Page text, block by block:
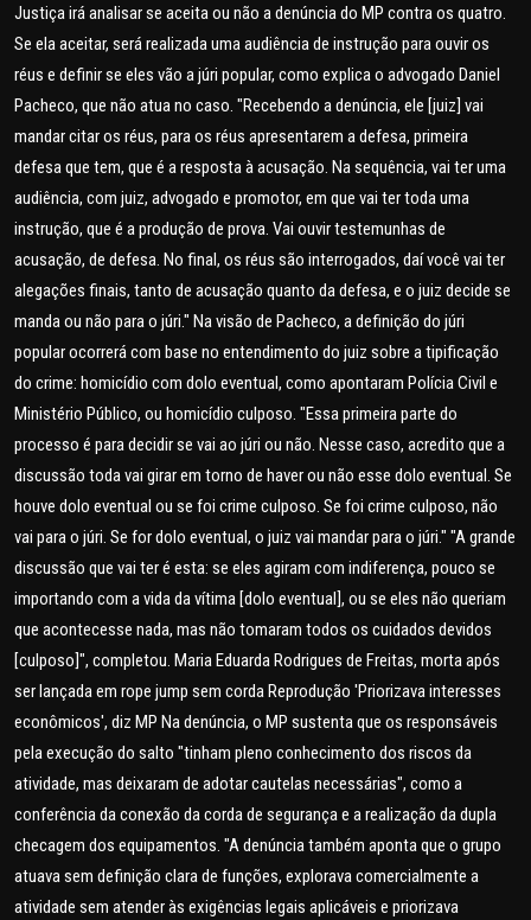
Justiça irá analisar se aceita ou não a denúncia do MP contra os quatro.
Se ela aceitar, será realizada uma audiência de instrução para ouvir os
réus e definir se eles vão a júri popular, como explica o advogado Daniel
Pacheco, que não atua no caso. "Recebendo a denúncia, ele [juiz] vai
mandar citar os réus, para os réus apresentarem a defesa, primeira
defesa que tem, que é a resposta à acusação. Na sequência, vai ter uma
audiência, com juiz, advogado e promotor, em que vai ter toda uma
instrução, que é a produção de prova. Vai ouvir testemunhas de
acusação, de defesa. No final, os réus são interrogados, daí você vai ter
alegações finais, tanto de acusação quanto da defesa, e o juiz decide se
manda ou não para o júri." Na visão de Pacheco, a definição do júri
popular ocorrerá com base no entendimento do juiz sobre a tipificação
do crime: homicídio com dolo eventual, como apontaram Polícia Civil e
Ministério Público, ou homicídio culposo. "Essa primeira parte do
processo é para decidir se vai ao júri ou não. Nesse caso, acredito que a
discussão toda vai girar em torno de haver ou não esse dolo eventual. Se
houve dolo eventual ou se foi crime culposo. Se foi crime culposo, não
vai para o júri. Se for dolo eventual, o juiz vai mandar para o júri." "A grande
discussão que vai ter é esta: se eles agiram com indiferença, pouco se
importando com a vida da vítima [dolo eventual], ou se eles não queriam
que acontecesse nada, mas não tomaram todos os cuidados devidos
[culposo]", completou. Maria Eduarda Rodrigues de Freitas, morta após
ser lançada em rope jump sem corda Reprodução 'Priorizava interesses
econômicos', diz MP Na denúncia, o MP sustenta que os responsáveis
pela execução do salto "tinham pleno conhecimento dos riscos da
atividade, mas deixaram de adotar cautelas necessárias", como a
conferência da conexão da corda de segurança e a realização da dupla
checagem dos equipamentos. "A denúncia também aponta que o grupo
atuava sem definição clara de funções, explorava comercialmente a
atividade sem atender às exigências legais aplicáveis e priorizava